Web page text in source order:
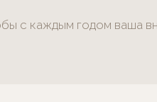
с каждым годом ваша